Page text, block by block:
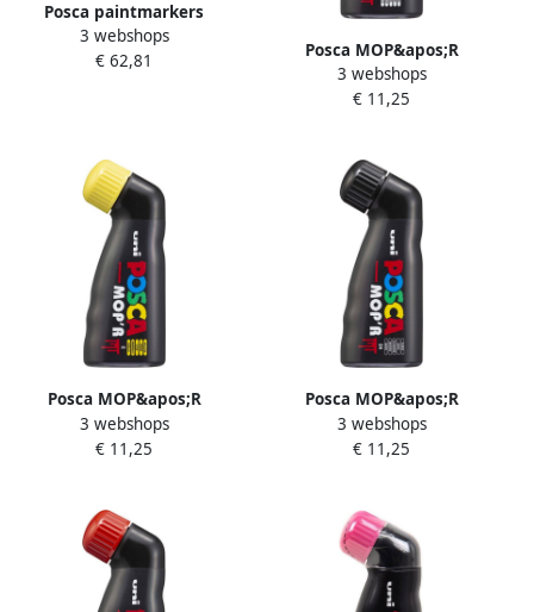
Posca paintmarkers
metalen doos van 20 stuks
assorti ontwerp Pop Colours
3 webshops
€ 62,81
Posca MOP&apos;R
paintmarker PCM-22 wit
3 webshops
€ 11,25
Posca MOP&apos;R
paintmarker PCM-22 geel
3 webshops
€ 11,25
Posca MOP&apos;R
paintmarker PCM-22 zwart
3 webshops
€ 11,25